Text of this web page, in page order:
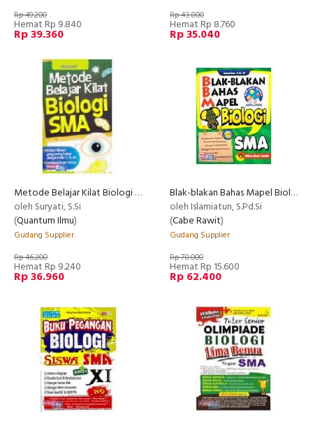
Rp 49.200
Hemat Rp 9.840
Rp 39.360
Rp 43.800
Hemat Rp 8.760
Rp 35.040
Metode Belajar Kilat Biologi SMA
oleh Suryati, S.Si
(Quantum Ilmu)
Gudang Supplier
Rp 46.200
Hemat Rp 9.240
Rp 36.960
Blak-blakan Bahas Mapel Biologi SMA
oleh Islamiatun, S.Pd.Si
(Cabe Rawit)
Gudang Supplier
Rp 78.000
Hemat Rp 15.600
Rp 62.400